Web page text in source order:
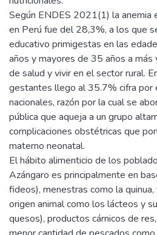
Según ENDES 2021(1) la anemia
en Perú fue del 28,3%, a los que
educativo primigestas en las
años y mayores de 35 años a más
de salud y vivir en el sector rural.
gestantes llego al 35.7% cifra por
nacionales, razón por la cual se
pública que aqueja a un grupo
complicaciones obstétricas que
materno neonatal.
El hábito alimenticio de los
Azángaro es principalmente en
fideos), menestras como la
origen animal como los lácteos y
quesos), productos cárnicos de